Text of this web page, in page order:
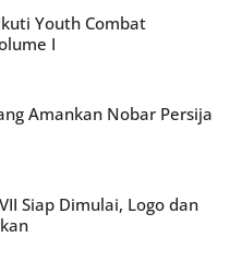
Youth Combat
I
Amankan Nobar Persija
Siap Dimulai, Logo dan